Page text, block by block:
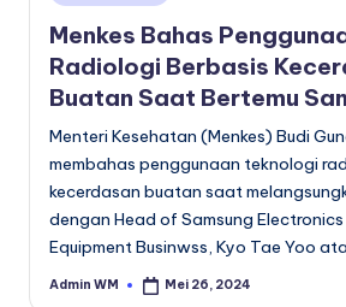
in
Menkes Bahas
Radiologi Berbasis
Buatan Saat Bertemu
Menteri Kesehatan (Menkes) Budi
membahas penggunaan teknologi
kecerdasan buatan saat
dengan Head of Samsung
Equipment Businwss, Kyo Tae Yoo
Posted
Admin WM Mei 26, 2024